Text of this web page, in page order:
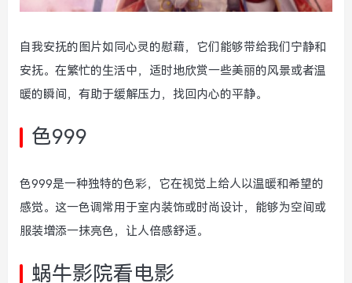
自我安抚的图片如同心灵的慰藉，它们能够带给我们宁静和
安抚。在繁忙的生活中，适时地欣赏一些美丽的风景或者温
暖的瞬间，有助于缓解压力，找回内心的平静。
色999
色999是一种独特的色彩，它在视觉上给人以温暖和希望的
感觉。这一色调常用于室内装饰或时尚设计，能够为空间或
服装增添一抹亮色，让人倍感舒适。
蜗牛影院看电影